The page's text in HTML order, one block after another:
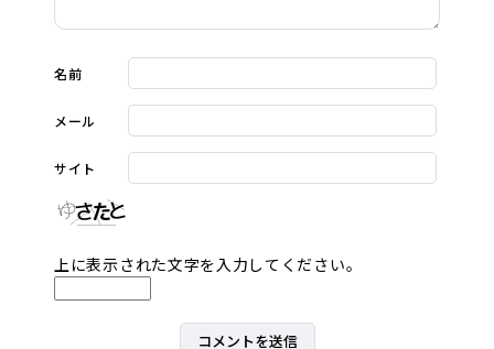
名前
メール
サイト
上に表示された文字を入力してください。